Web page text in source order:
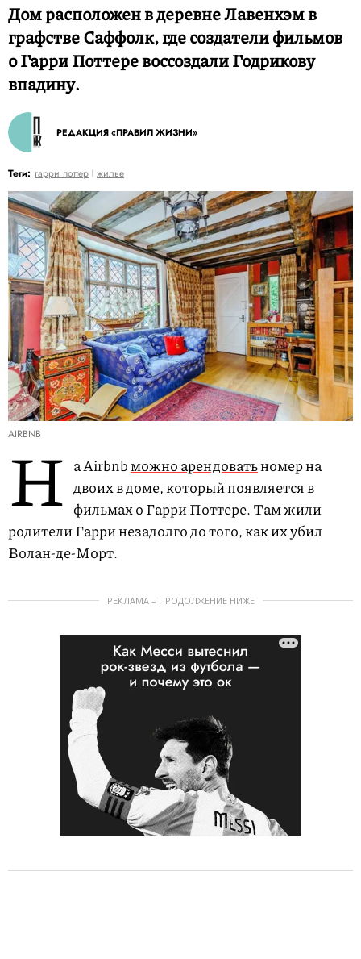
Дом расположен в деревне Лавенхэм в
графстве Саффолк, где создатели фильмов
о Гарри Поттере воссоздали Годрикову
впадину.
РЕДАКЦИЯ «ПРАВИЛ ЖИЗНИ»
Теги: гарри поттер жилье
AIRBNB
Н а Airbnbможно арендоватьномер на
двоих в доме, который появляется в
фильмах о Гарри Поттере. Там жили
родители Гарри незадолго до того, как их убил
Волан-де-Морт.
РЕКЛАМА – ПРОДОЛЖЕНИЕ НИЖЕ